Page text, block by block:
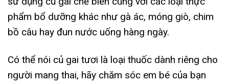
phẩm bổ dưỡng khác như gà ác, móng giò, chim
bồ câu hay đun nước uống hàng ngày.
Có thể nói củ gai tươi là loại thuốc dành riêng cho
người mang thai, hãy chăm sóc em bé của bạn